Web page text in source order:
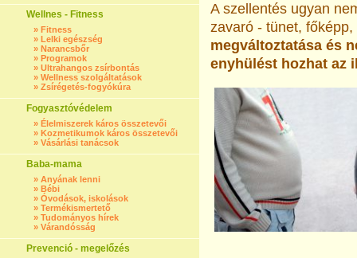
Wellnes - Fitness
» Fitness
» Lelki egészség
» Narancsbőr
» Programok
» Ultrahangos zsírbontás
» Wellness szolgáltatások
» Zsírégetés-fogyókúra
Fogyasztóvédelem
» Élelmiszerek káros összetevői
» Kozmetikumok káros összetevői
» Vásárlási tanácsok
Baba-mama
» Anyának lenni
» Bébi
» Óvodások, iskolások
» Termékismertető
» Tudományos hírek
» Várandósság
Prevenció - megelőzés
A szellentés ugyan
zavaró - tünet,
megváltoztatása és
enyhülést hozhat az